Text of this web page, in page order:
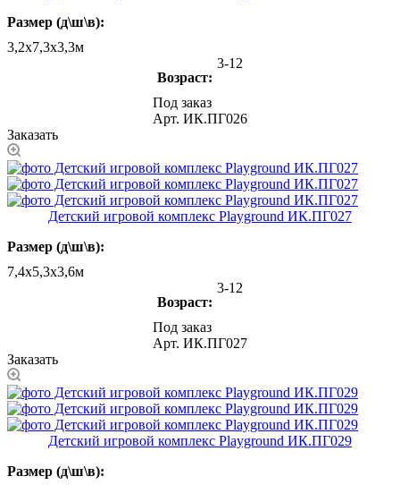
Размер (д\ш\в):
3,2х7,3х3,3м
Возраст:
3-12
Под заказ
Арт. ИК.ПГ026
Заказать
Детский игровой комплекс Playground ИК.ПГ027
Размер (д\ш\в):
7,4х5,3х3,6м
Возраст:
3-12
Под заказ
Арт. ИК.ПГ027
Заказать
Детский игровой комплекс Playground ИК.ПГ029
Размер (д\ш\в):